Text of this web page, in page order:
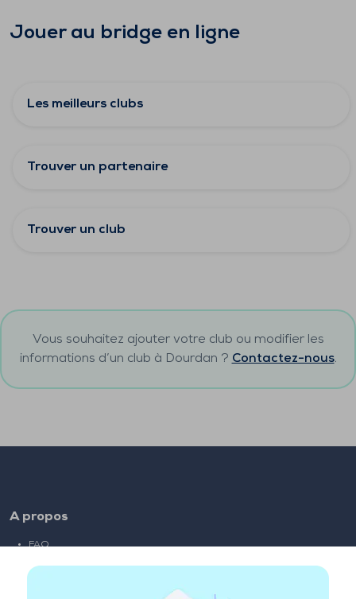
Jouer au bridge en ligne
Les meilleurs clubs
Trouver un partenaire
Trouver un club
Vous souhaitez ajouter votre club ou modifier les
informations d’un club à Dourdan ? Contactez-nous.
A propos
FAQ
Liens partenaires